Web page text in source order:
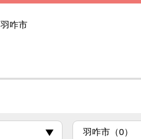
羽咋市